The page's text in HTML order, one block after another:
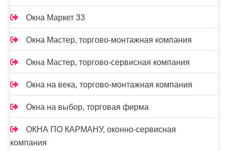
Окна Маркет 33
Окна Мастер, торгово-монтажная компания
Окна Мастер, торгово-сервисная компания
Окна на века, торгово-монтажная компания
Окна на выбор, торговая фирма
ОКНА ПО КАРМАНУ, оконно-сервисная
компания